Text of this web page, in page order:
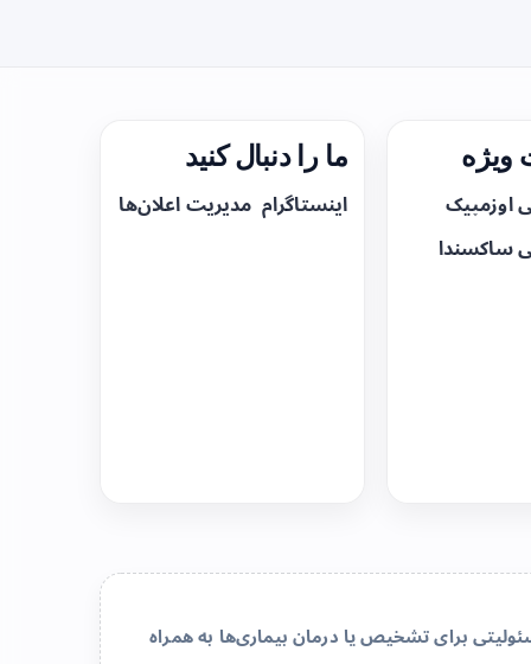
ویژه
اوزمپیک
ساکسندا
ما را دنبال کنید
اینستاگرام مدیریت اعلان‌ها
برای تشخیص یا درمان بیماری‌ها به همراه